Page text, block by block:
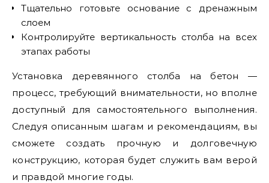
Тщательно готовьте основание с дренажным
слоем
Контролируйте вертикальность столба на всех
этапах работы
Установка деревянного столба на бетон —
процесс, требующий внимательности, но вполне
доступный для самостоятельного выполнения.
Следуя описанным шагам и рекомендациям, вы
сможете создать прочную и долговечную
конструкцию, которая будет служить вам верой
и правдой многие годы.